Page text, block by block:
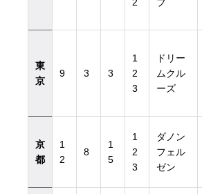
東
京
9 3 3
1
2
3
ドリー
ムクル
ーズ
京
都
1
2
8
1
5
1
2
3
ダノン
フェル
ゼン